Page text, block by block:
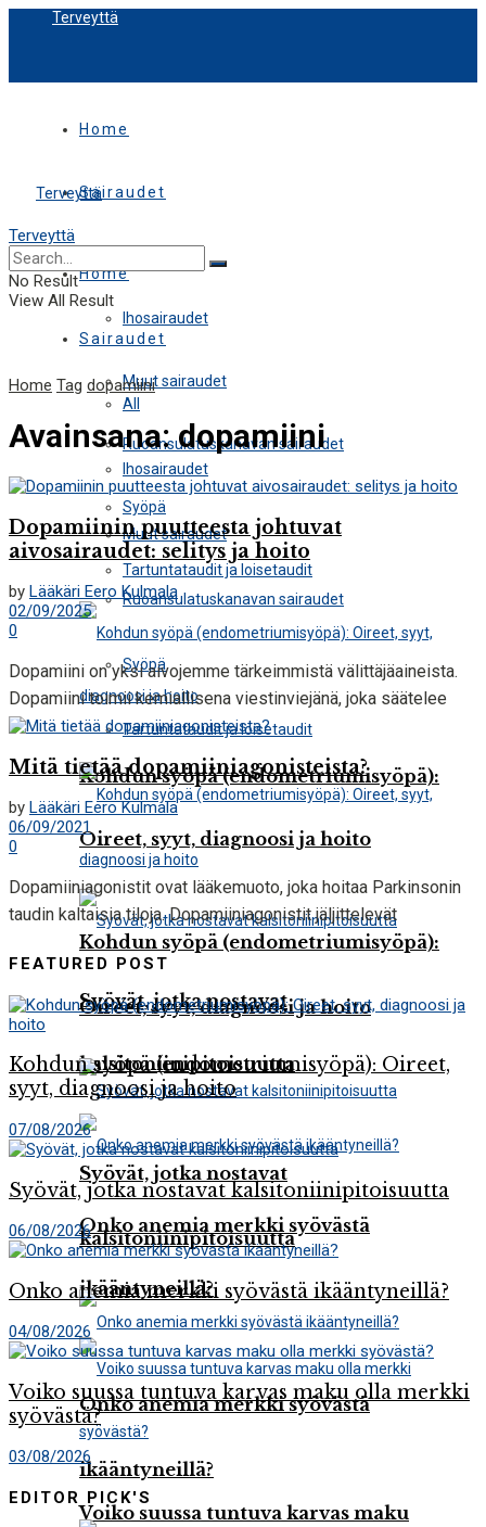
Terveyttä
Home
Sairaudet
Ihosairaudet
Muut sairaudet
Ruoansulatuskanavan sairaudet
Syöpä
Tartuntataudit ja loisetaudit
Kohdun syöpä (endometriumisyöpä):
Oireet, syyt, diagnoosi ja hoito
Syövät, jotka nostavat
kalsitoniinipitoisuutta
Onko anemia merkki syövästä
ikääntyneillä?
Voiko suussa tuntuva karvas maku
Terveyttä
Home
Sairaudet
All
Ihosairaudet
Muut sairaudet
Ruoansulatuskanavan sairaudet
Syöpä
Tartuntataudit ja loisetaudit
Kohdun syöpä (endometriumisyöpä):
Oireet, syyt, diagnoosi ja hoito
Syövät, jotka nostavat
kalsitoniinipitoisuutta
Onko anemia merkki syövästä
ikääntyneillä?
Terveyttä
No Result
View All Result
Home Tag dopamiini
Avainsana:dopamiini
Dopamiinin puutteesta johtuvat
aivosairaudet: selitys ja hoito
by Lääkäri Eero Kulmala
02/09/2025
0
Dopamiini on yksi aivojemme tärkeimmistä välittäjäaineista.
Dopamiini toimii kemiallisena viestinviejänä, joka säätelee
liikkumista, tunteita, motivaatiota ja kognitiota. Kun
dopamiinitasot laskevat alle normaalin rajan, aivojen herkkä
signaalitasapaino häiriintyy. Tämä epätasapaino voi ...
Mitä tietää dopamiiniagonisteista?
by Lääkäri Eero Kulmala
06/09/2021
0
Dopamiiniagonistit ovat lääkemuoto, joka hoitaa Parkinsonin
taudin kaltaisia ​​tiloja. Dopamiiniagonistit jäljittelevät
dopamiinia, joka on kemikaali, joka on tärkeä erilaisille
fyysisille ja henkisille toiminnoille. Alhainen
dopamiinipitoisuus liittyy masennukseen, skitsofreniaan ja
Parkinsonin ...
FEATURED POST
Kohdun syöpä (endometriumisyöpä): Oireet,
syyt, diagnoosi ja hoito
07/08/2026
Syövät, jotka nostavat kalsitoniinipitoisuutta
06/08/2026
Onko anemia merkki syövästä ikääntyneillä?
04/08/2026
Voiko suussa tuntuva karvas maku olla merkki
syövästä?
03/08/2026
EDITOR PICK'S